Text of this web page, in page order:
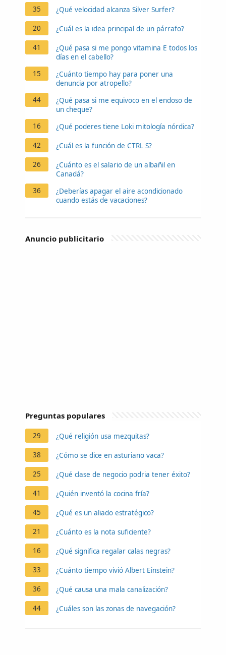
35
¿Qué velocidad alcanza Silver Surfer?
20 ¿Cuál es la idea principal de un párrafo?
41
¿Qué pasa si me pongo vitamina E todos los
días en el cabello?
15
¿Cuánto tiempo hay para poner una
denuncia por atropello?
44
¿Qué pasa si me equivoco en el endoso de
un cheque?
16
¿Qué poderes tiene Loki mitología nórdica?
42 ¿Cuál es la función de CTRL S?
26
¿Cuánto es el salario de un albañil en
Canadá?
36
¿Deberías apagar el aire acondicionado
cuando estás de vacaciones?
Anuncio publicitario
Preguntas populares
29 ¿Qué religión usa mezquitas?
38 ¿Cómo se dice en asturiano vaca?
25 ¿Qué clase de negocio podria tener éxito?
41 ¿Quién inventó la cocina fría?
45 ¿Qué es un aliado estratégico?
21 ¿Cuánto es la nota suficiente?
16 ¿Qué significa regalar calas negras?
33 ¿Cuánto tiempo vivió Albert Einstein?
36 ¿Qué causa una mala canalización?
44 ¿Cuáles son las zonas de navegación?